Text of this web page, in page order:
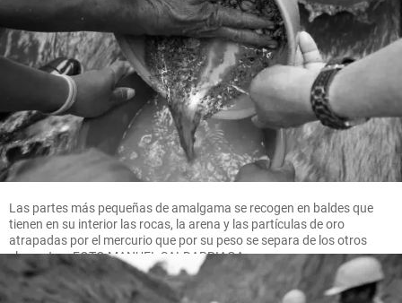
Las partes más pequeñas de amalgama se recogen en baldes que
tienen en su interior las rocas, la arena y las partículas de oro
atrapadas por el mercurio que por su peso se separa de los otros
elementos. FOTO MANUEL SALDARRIAGA